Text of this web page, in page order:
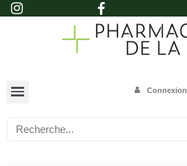
Connexion